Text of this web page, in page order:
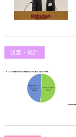
調査・統計